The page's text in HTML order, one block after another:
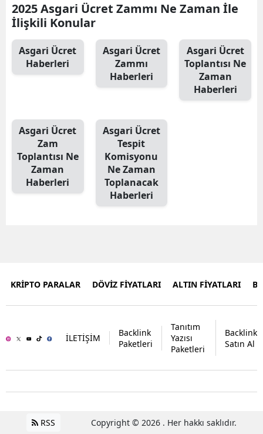
2025 Asgari Ücret Zammı Ne Zaman İle
İlişkili Konular
Asgari Ücret
Haberleri
Asgari Ücret
Zammı
Haberleri
Asgari Ücret
Toplantısı Ne
Zaman
Haberleri
Asgari Ücret
Zam
Toplantısı Ne
Zaman
Haberleri
Asgari Ücret
Tespit
Komisyonu
Ne Zaman
Toplanacak
Haberleri
KRİPTO PARALAR DÖVİZ FİYATLARI ALTIN FİYATLARI
İLETİŞİM
Backlink
Paketleri
Tanıtım
Yazısı
Paketleri
Backlink
Satın Al
RSS Copyright © 2026 . Her hakkı saklıdır.